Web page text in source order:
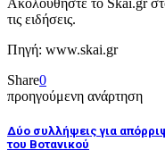
τις ειδήσεις.
Πηγή: www.skai.gr
Share0
προηγούμενη ανάρτηση
Δύο συλλήψεις για
του Βοτανικού